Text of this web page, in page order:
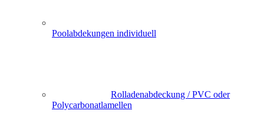
Poolabdekungen individuell
Rolladenabdeckung / PVC oder
Polycarbonatlamellen